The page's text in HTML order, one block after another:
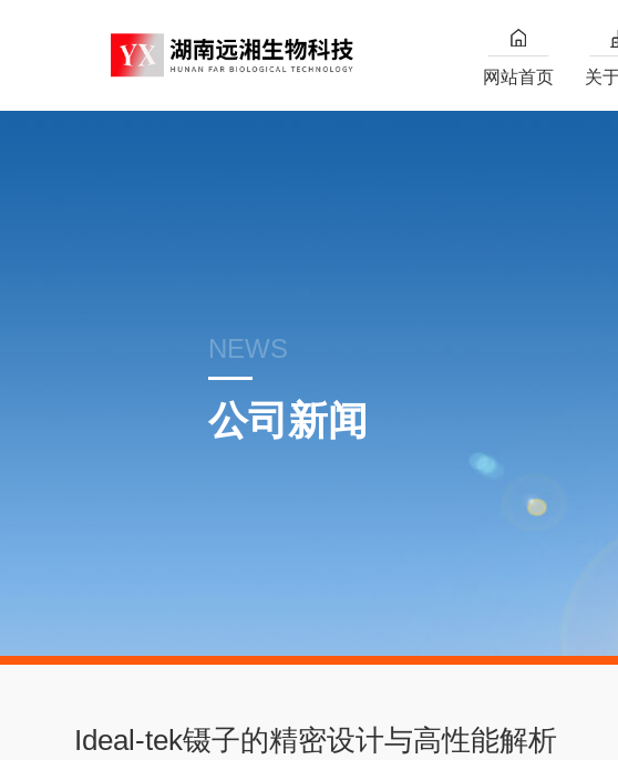
网站首页 关
NEWS
公司新闻
Ideal-tek镊子的精密设计与高性能解析